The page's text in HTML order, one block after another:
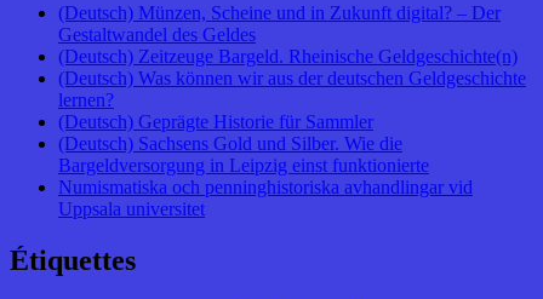
(Deutsch) Münzen, Scheine und in Zukunft digital? – Der
Gestaltwandel des Geldes
(Deutsch) Zeitzeuge Bargeld. Rheinische Geldgeschichte(n)
(Deutsch) Was können wir aus der deutschen Geldgeschichte
lernen?
(Deutsch) Geprägte Historie für Sammler
(Deutsch) Sachsens Gold und Silber. Wie die
Bargeldversorgung in Leipzig einst funktionierte
Numismatiska och penninghistoriska avhandlingar vid
Uppsala universitet
Étiquettes